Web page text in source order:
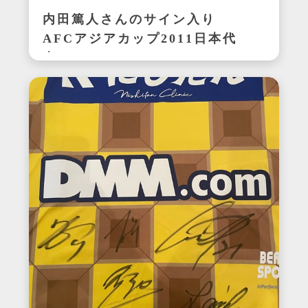
内田篤人さんのサイン入り
AFCアジアカップ2011日本代
表ユニフォーム